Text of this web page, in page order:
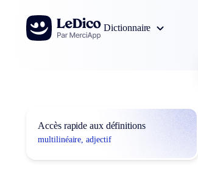
Aller au contenu
Dictionnaire
Accès rapide aux définitions
multilinéaire, adjectif